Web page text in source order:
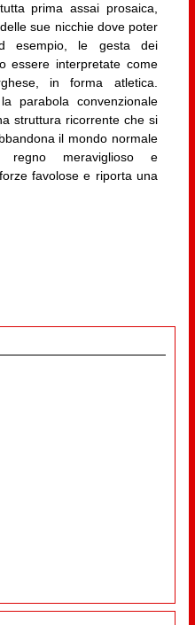
prima assai prosaica,
sue nicchie dove poter
esempio, le gesta dei
essere interpretate come
in forma atletica.
parabola convenzionale
struttura ricorrente che si
il mondo normale
meraviglioso e
favolose e riporta una